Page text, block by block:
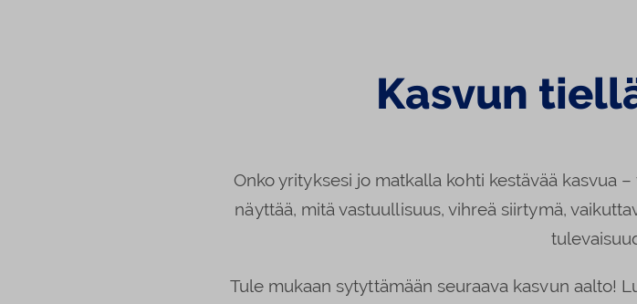
Kasvun
Onko yrityksesi jo matkalla kohti kestävää kasvua
näyttää, mitä vastuullisuus, vihreä siirtymä,
Tule mukaan sytyttämään seuraava kasvun aalto!